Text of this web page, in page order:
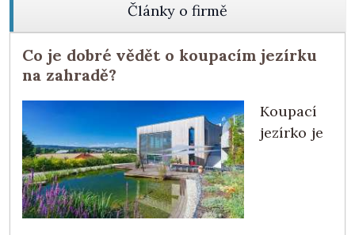
Články o firmě
Co je dobré vědět o koupacím jezírku
na zahradě?
Koupací
jezírko je